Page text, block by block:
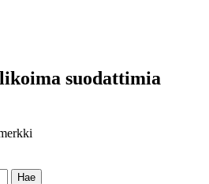
suodattimia
Hae